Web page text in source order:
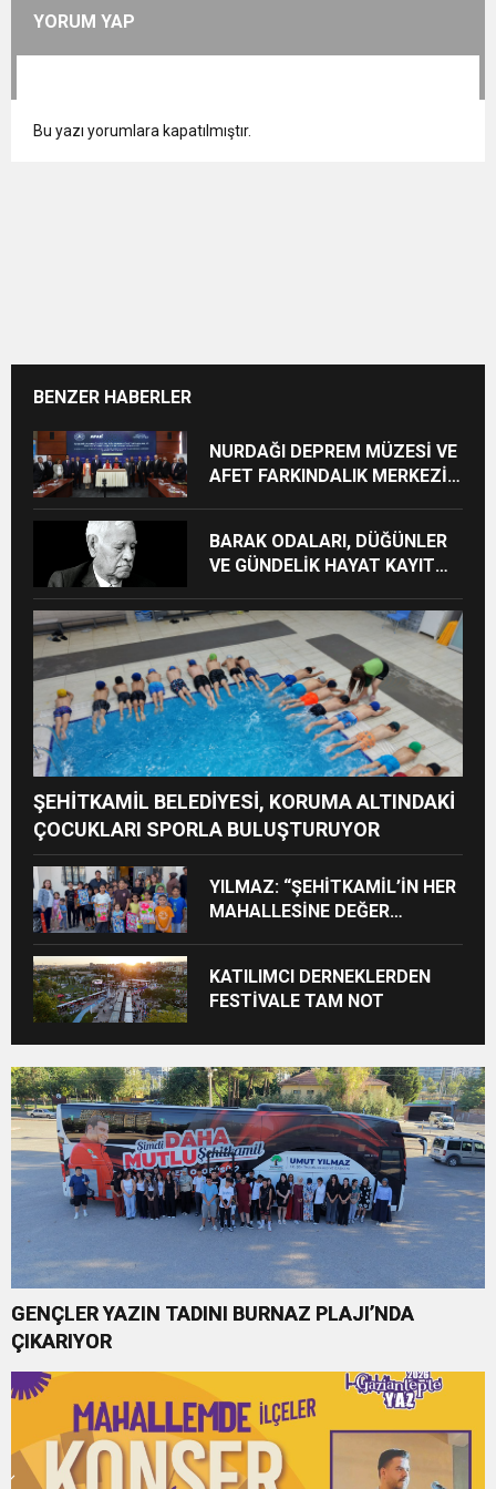
YORUM YAP
Bu yazı yorumlara kapatılmıştır.
BENZER HABERLER
NURDAĞI DEPREM MÜZESİ VE
AFET FARKINDALIK MERKEZİ
BARAK ODALARI, DÜĞÜNLER
VE GÜNDELİK HAYAT KAYIT
ŞEHİTKAMİL BELEDİYESİ, KORUMA ALTINDAKİ
ÇOCUKLARI SPORLA BULUŞTURUYOR
YILMAZ: “ŞEHİTKAMİL’İN HER
MAHALLESİNE DEĞER
KATILIMCI DERNEKLERDEN
FESTİVALE TAM NOT
GENÇLER YAZIN TADINI BURNAZ PLAJI’NDA
ÇIKARIYOR